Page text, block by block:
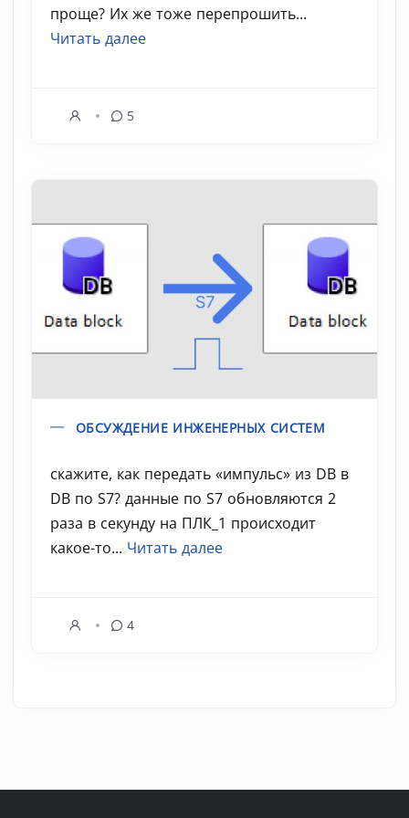
проще? Их же тоже перепрошить...
Читать далее
5
ОБСУЖДЕНИЕ ИНЖЕНЕРНЫХ СИСТЕМ
скажите, как передать «импульс» из DB в
DB по S7? данные по S7 обновляются 2
раза в секунду на ПЛК_1 происходит
какое-то... Читать далее
4